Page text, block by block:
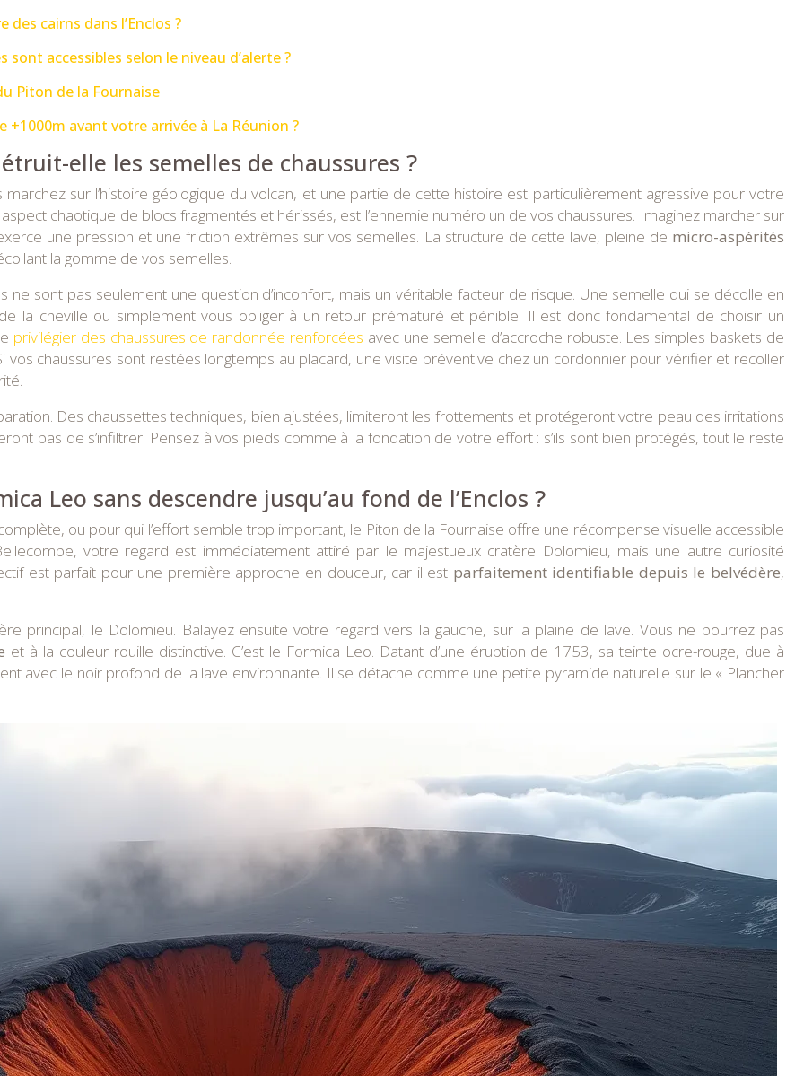
cairns dans l’Enclos ?
accessibles selon le niveau d’alerte ?
Piton de la Fournaise
avant votre arrivée à La Réunion ?
elle les semelles de chaussures ?
marchez sur l’histoire géologique du volcan, et une partie de cette histoire est particulièrement agressive pour votre
chaotique de blocs fragmentés et hérissés, est l’ennemie numéro un de vos chaussures. Imaginez marcher sur
une pression et une friction extrêmes sur vos semelles. La structure de cette lave, pleine de micro-aspérités
la gomme de vos semelles.
sont pas seulement une question d’inconfort, mais un véritable facteur de risque. Une semelle qui se décolle en
la cheville ou simplement vous obliger à un retour prématuré et pénible. Il est donc fondamental de choisir un
privilégier des chaussures de randonnée renforcées avec une semelle d’accroche robuste. Les simples baskets de
vos chaussures sont restées longtemps au placard, une visite préventive chez un cordonnier pour vérifier et recoller
Des chaussettes techniques, bien ajustées, limiteront les frottements et protégeront votre peau des irritations
pas de s’infiltrer. Pensez à vos pieds comme à la fondation de votre effort : s’ils sont bien protégés, tout le reste
Leo sans descendre jusqu’au fond de l’Enclos ?
ou pour qui l’effort semble trop important, le Piton de la Fournaise offre une récompense visuelle accessible
votre regard est immédiatement attiré par le majestueux cratère Dolomieu, mais une autre curiosité
est parfait pour une première approche en douceur, car il est parfaitement identifiable depuis le belvédère,
principal, le Dolomieu. Balayez ensuite votre regard vers la gauche, sur la plaine de lave. Vous ne pourrez pas
et à la couleur rouille distinctive. C’est le Formica Leo. Datant d’une éruption de 1753, sa teinte ocre-rouge, due à
avec le noir profond de la lave environnante. Il se détache comme une petite pyramide naturelle sur le « Plancher